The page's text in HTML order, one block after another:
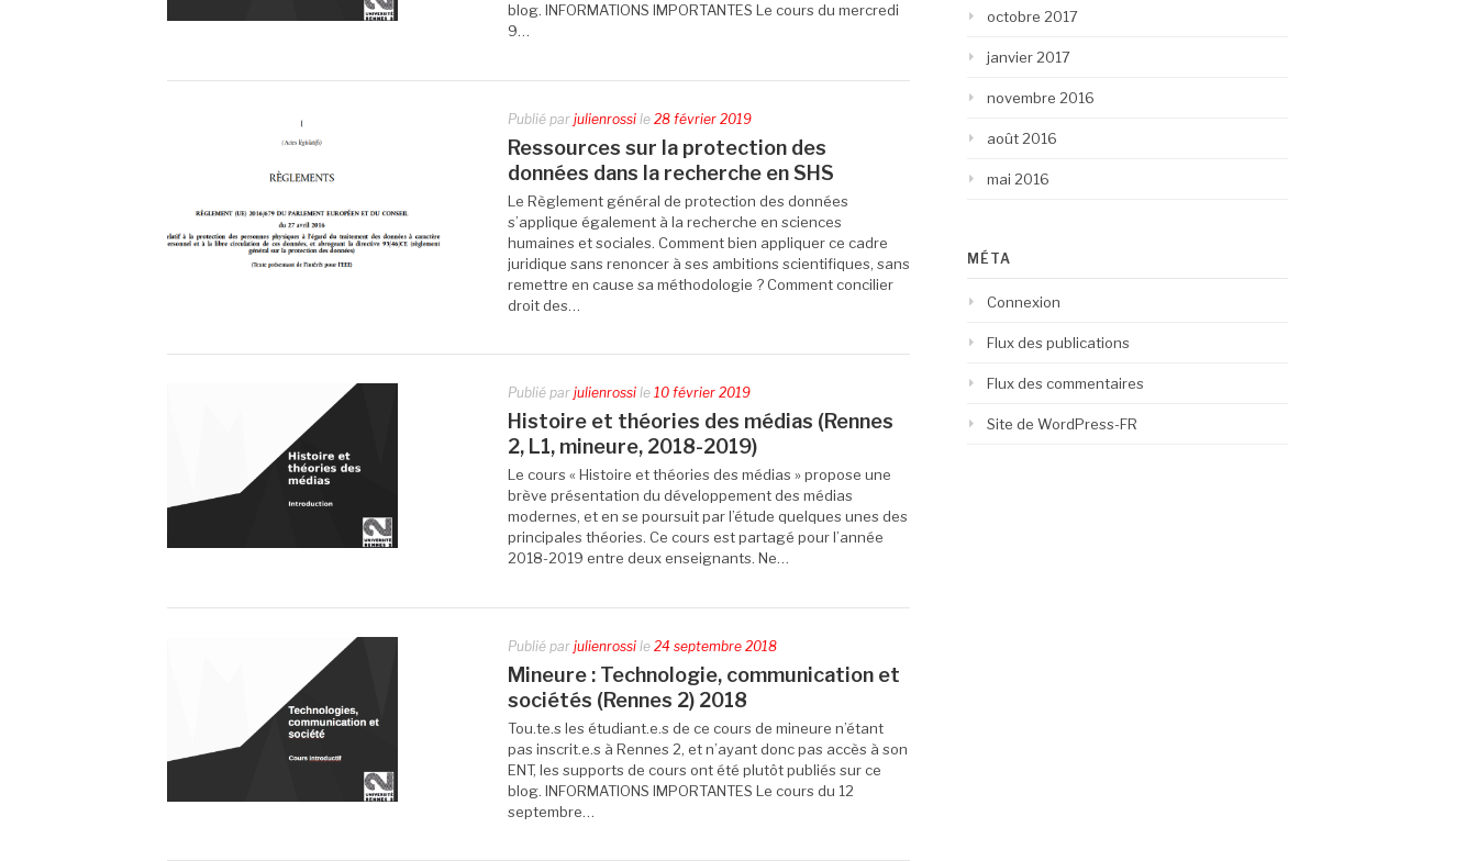
blog. INFORMATIONS IMPORTANTES Le cours du mercredi
9…
Publié par julienrossi le 28 février 2019
Ressources sur la protection des
données dans la recherche en SHS
Le Règlement général de protection des données
s’applique également à la recherche en sciences
humaines et sociales. Comment bien appliquer ce cadre
juridique sans renoncer à ses ambitions scientifiques, sans
remettre en cause sa méthodologie ? Comment concilier
droit des…
Publié par julienrossi le 10 février 2019
Histoire et théories des médias (Rennes
2, L1, mineure, 2018-2019)
Le cours « Histoire et théories des médias » propose une
brève présentation du développement des médias
modernes, et en se poursuit par l’étude quelques unes des
principales théories. Ce cours est partagé pour l’année
2018-2019 entre deux enseignants. Ne…
Publié par julienrossi le 24 septembre 2018
Mineure : Technologie, communication et
sociétés (Rennes 2) 2018
Tou.te.s les étudiant.e.s de ce cours de mineure n’étant
pas inscrit.e.s à Rennes 2, et n’ayant donc pas accès à son
ENT, les supports de cours ont été plutôt publiés sur ce
blog. INFORMATIONS IMPORTANTES Le cours du 12
septembre…
octobre 2017
janvier 2017
novembre 2016
août 2016
mai 2016
MÉTA
Connexion
Flux des publications
Flux des commentaires
Site de WordPress-FR